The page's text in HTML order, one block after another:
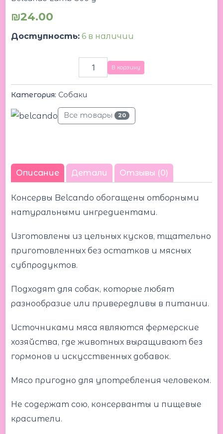
₪24.00
Доступность: 6 в наличии
консервы
800гр
В корзину
Категория: Собаки
Все товары 20
Описание Детали Отзывы (0)
Консервы Belcando обогащены отборными
натуральными ингредиентами.
Изготовлены из цельных кусков, тщательно
приготовленных без остатков и мясных
субпродуктов.
Подходят для собак, которые любят
разнообразие или привередливы в питании.
Источниками мяса являются фермерские
хозяйства, где животных выращивают без
гормонов и искусственных добавок.
Мясо пригодно для употребления человеком.
Не содержат сою, консерванты и пищевые
красители.